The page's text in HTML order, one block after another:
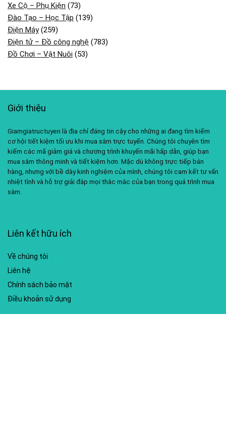
Xe Cộ – Phụ Kiện (73)
Đào Tạo – Học Tập (139)
Điện Máy(259)
Điện tử – Đồ công nghệ (783)
Đồ Chơi – Vật Nuôi (53)
Giới thiệu
Giamgiatructuyen là địa chỉ đáng tin cậy cho những ai đang tìm kiếm
cơ hội tiết kiệm tối ưu khi mua sắm trực tuyến. Chúng tôi chuyên tìm
kiếm các mã giảm giá và chương trình khuyến mãi hấp dẫn, giúp bạn
mua sắm thông minh và tiết kiệm hơn. Mặc dù không trực tiếp bán
hàng, nhưng với bề dày kinh nghiệm của mình, chúng tôi cam kết tư vấn
nhiệt tình và hỗ trợ giải đáp mọi thắc mắc của bạn trong quá trình mua
sắm.
Liên kết hữu ích
Về chúng tôi
Liên hệ
Chính sách bảo mật
Điều khoản sử dụng